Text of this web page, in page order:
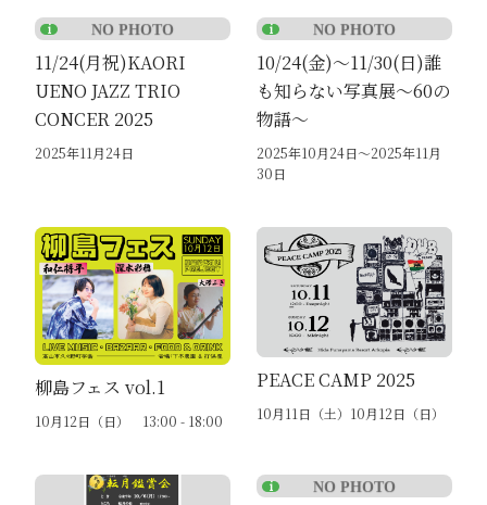
11/24(月祝)KAORI
UENO JAZZ TRIO
CONCER 2025
2025年11月24日
10/24(金)～11/30(日)誰
も知らない写真展～60の
物語～
2025年10月24日～2025年11月
30日
柳島フェス vol.1
10月12日（日） 13:00 - 18:00
PEACE CAMP 2025
10月11日（土）10月12日（日）